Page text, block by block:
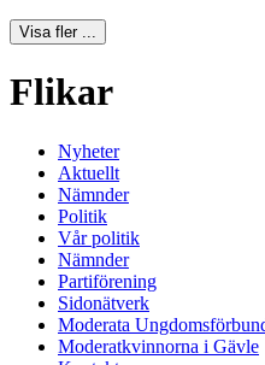
Visa fler ...
Flikar
Nyheter
Aktuellt
Nämnder
Politik
Vår politik
Nämnder
Partiförening
Sidonätverk
Moderata
Moderatkvinnorna i Gävle